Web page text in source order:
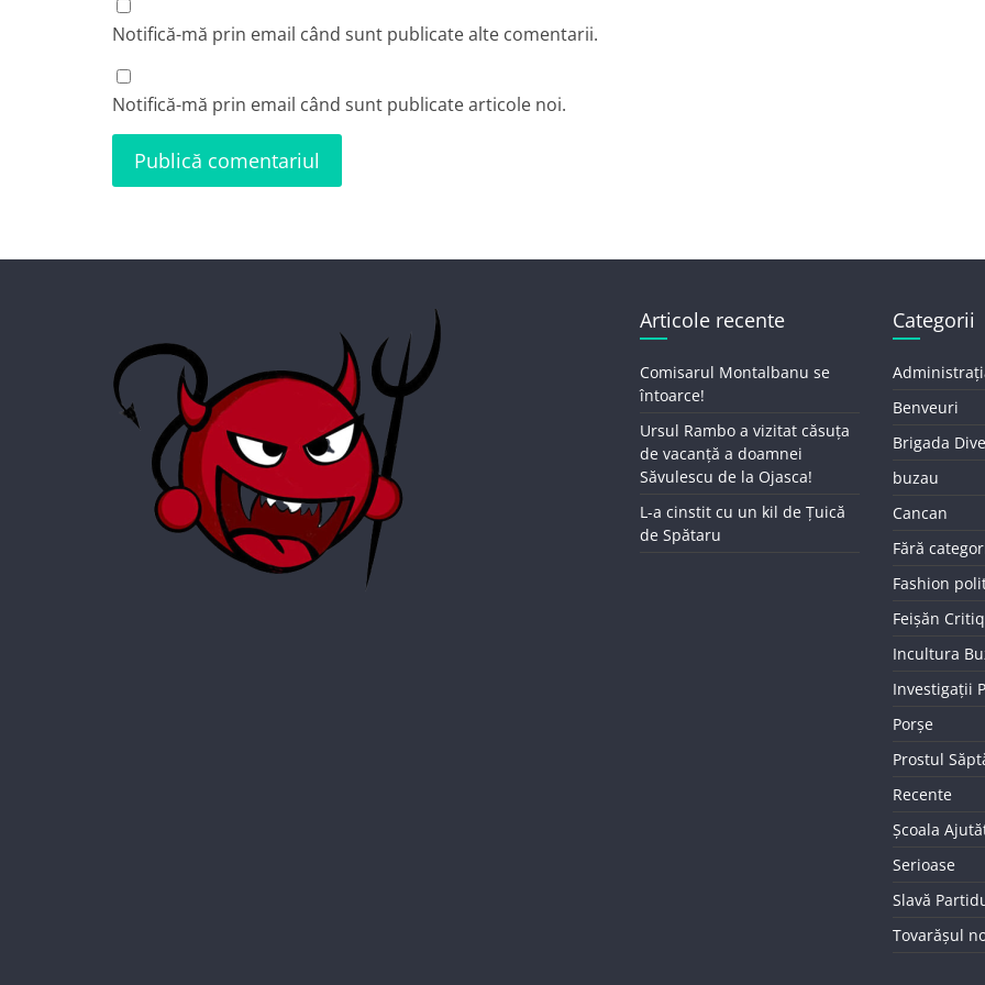
Notifică-mă prin email când sunt publicate alte comentarii.
Notifică-mă prin email când sunt publicate articole noi.
Articole recente
Comisarul Montalbanu se
întoarce!
Ursul Rambo a vizitat căsuța
de vacanță a doamnei
Săvulescu de la Ojasca!
L-a cinstit cu un kil de Țuică
de Spătaru
Categorii
Benveuri
Brigada
buzau
Cancan
Fără
Fashion
Feișăn
Incultura
Investigații
Porșe
Prostul
Recente
Școala
Serioase
Slavă
Tovarășul